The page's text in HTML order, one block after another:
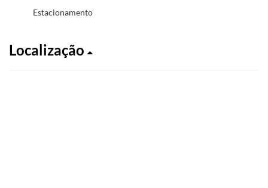
Estacionamento
Localização